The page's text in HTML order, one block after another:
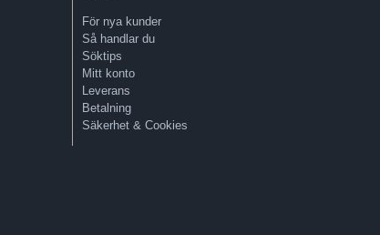
För nya kunder
Så handlar du
Söktips
Mitt konto
Leverans
Betalning
Säkerhet & Cookies